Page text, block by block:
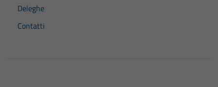
Deleghe
Contatti